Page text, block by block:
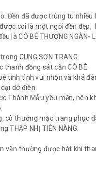
Đền đã được trùng tu
coi là một ngôi đền đẹp,
là CÔ BÉ THƯỢNG
CUNG SƠN TRANG.
đồng sát căn CÔ BÉ.
tính tình vui nhộn và khá
dở điên.
Thánh Mẫu yêu mến, nên
cô thường mặc trang phục
THẬP NHỊ TIÊN NÀNG.
văn thường được hát khi